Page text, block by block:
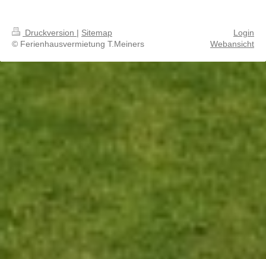
Druckversion | Sitemap
© Ferienhausvermietung T.Meiners
Login
Webansicht